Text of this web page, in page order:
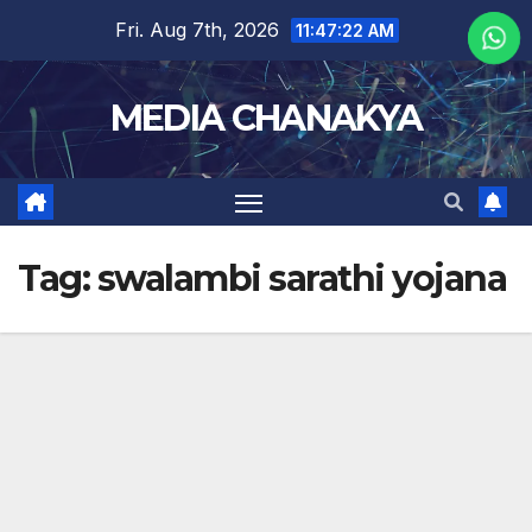
Fri. Aug 7th, 2026 11:47:23 AM
MEDIA CHANAKYA
Tag:swalambi sarathi yojana